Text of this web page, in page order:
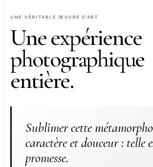
UNE VÉRITABLE ŒUVRE D’ART
Une expérience
photographique
entière.
Sublimer cette
caractère et douceur : telle
promesse.